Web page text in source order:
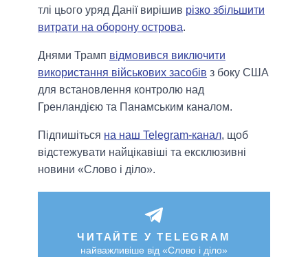
тлі цього уряд Данії вирішив різко збільшити
витрати на оборону острова.
Днями Трамп відмовився виключити
використання військових засобів з боку США
для встановлення контролю над
Гренландією та Панамським каналом.
Підпишіться на наш Telegram-канал, щоб
відстежувати найцікавіші та ексклюзивні
новини «Слово і діло».
ЧИТАЙТЕ У TELEGRAM
найважливіше від «Слово і діло»